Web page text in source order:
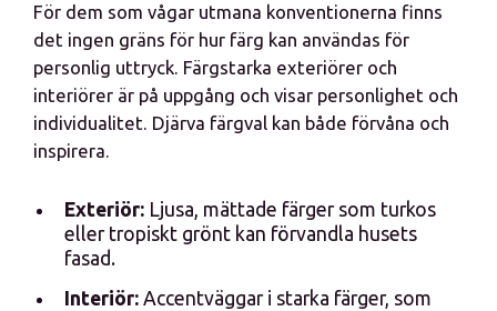
För dem som vågar utmana konventionerna finns
det ingen gräns för hur färg kan användas för
personlig uttryck. Färgstarka exteriörer och
interiörer är på uppgång och visar personlighet och
individualitet. Djärva färgval kan både förvåna och
inspirera.
Exteriör: Ljusa, mättade färger som turkos
eller tropiskt grönt kan förvandla husets
fasad.
Interiör: Accentväggar i starka färger, som